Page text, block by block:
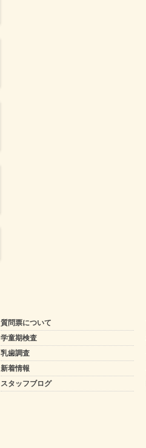
質問票について
学童期検査
乳歯調査
新着情報
スタッフブログ